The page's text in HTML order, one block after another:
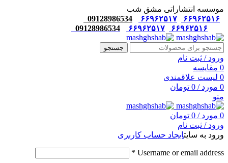
موسسه انتشاراتی مشق شب
۶۶۹۶۲۵۱۶
۶۶۹۶۲۵۱۷
09128986534
۶۶۹۶۲۵۱۶
۶۶۹۶۲۵۱۷ 09128986534
جستجو
ورود / ثبت نام
0 مقایسه
0 لیست علاقمندی
0 مورد /
0 تومان
منو
0 مورد /
0 تومان
ورود / ثبت نام
ورود به سایتایجاد حساب کاربری
Username or email address
*